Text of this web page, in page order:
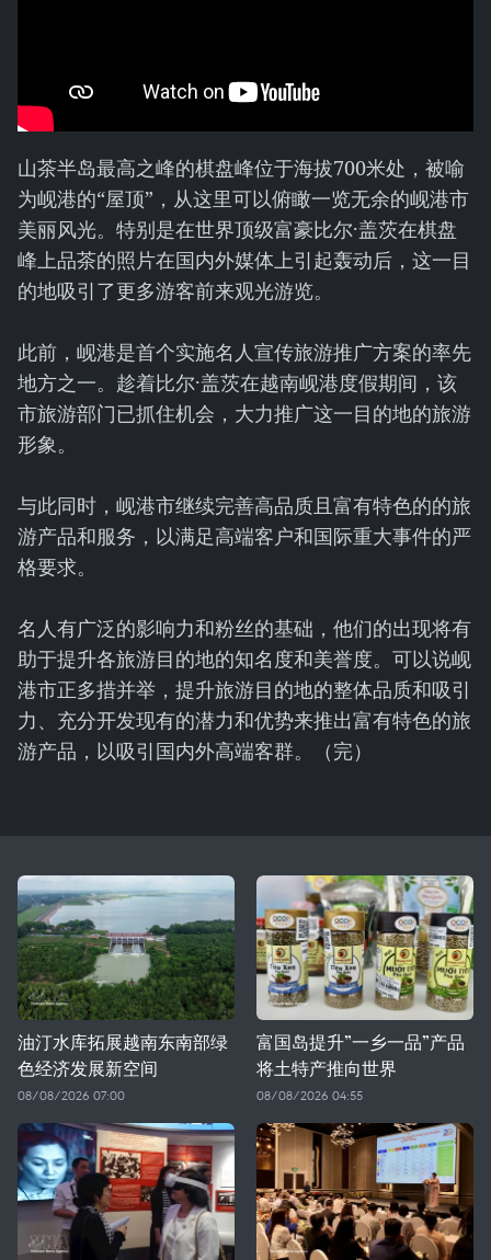
山茶半岛最高之峰的棋盘峰位于海拔700米处，被喻
为岘港的“屋顶”，从这里可以俯瞰一览无余的岘港市
美丽风光。特别是在世界顶级富豪比尔·盖茨在棋盘
峰上品茶的照片在国内外媒体上引起轰动后，这一目
的地吸引了更多游客前来观光游览。
此前，岘港是首个实施名人宣传旅游推广方案的率先
地方之一。趁着比尔·盖茨在越南岘港度假期间，该
市旅游部门已抓住机会，大力推广这一目的地的旅游
形象。
与此同时，岘港市继续完善高品质且富有特色的的旅
游产品和服务，以满足高端客户和国际重大事件的严
格要求。
名人有广泛的影响力和粉丝的基础，他们的出现将有
助于提升各旅游目的地的知名度和美誉度。可以说岘
港市正多措并举，提升旅游目的地的整体品质和吸引
力、充分开发现有的潜力和优势来推出富有特色的旅
游产品，以吸引国内外高端客群。（完）
油汀水库拓展越南东南部绿
色经济发展新空间
08/08/2026 07:00
富国岛提升”一乡一品”产品
将土特产推向世界
08/08/2026 04:55